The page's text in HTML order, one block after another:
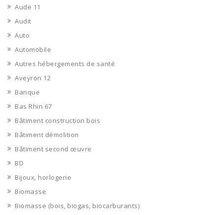
Aude 11
Audit
Auto
Automobile
Autres hébergements de santé
Aveyron 12
Banque
Bas Rhin 67
Bâtiment construction bois
Bâtiment démolition
Bâtiment second œuvre
BD
Bijoux, horlogerie
Biomasse
Biomasse (bois, biogas, biocarburants)